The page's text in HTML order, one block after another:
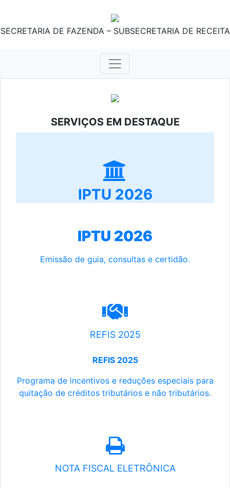
SECRETARIA DE FAZENDA – SUBSECRETARIA DE RECEITA
SERVIÇOS EM DESTAQUE
IPTU 2026
IPTU 2026
Emissão de guia, consultas e certidão.
REFIS 2025
REFIS 2025
Programa de incentivos e reduções especiais para
quitação de créditos tributários e não tributários.
NOTA FISCAL ELETRÔNICA